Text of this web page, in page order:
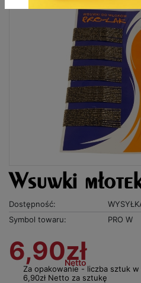
Wsuwki
Dostępność:
Symbol towaru:
PRO W
6,90zł
Netto
Za opakowanie - liczba sztuk w
6,90zł Netto za sztukę